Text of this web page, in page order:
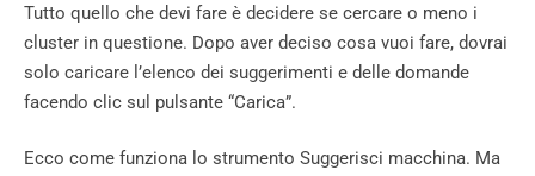
Tutto quello che devi fare è decidere se cercare o meno i
cluster in questione. Dopo aver deciso cosa vuoi fare, dovrai
solo caricare l’elenco dei suggerimenti e delle domande
facendo clic sul pulsante “Carica”.
Ecco come funziona lo strumento Suggerisci macchina. Ma